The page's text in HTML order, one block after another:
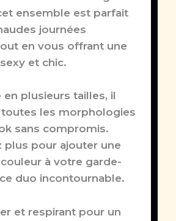
ensemble est parfait
journées
en vous offrant une
et chic.
en plusieurs tailles, il
toutes les morphologies
sans compromis.
plus pour ajouter une
à votre garde-
duo incontournable.
et respirant pour un